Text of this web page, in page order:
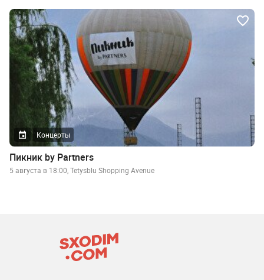
Концерты
Пикник by Partners
5 августа в 18:00, Tetysblu Shopping Avenue